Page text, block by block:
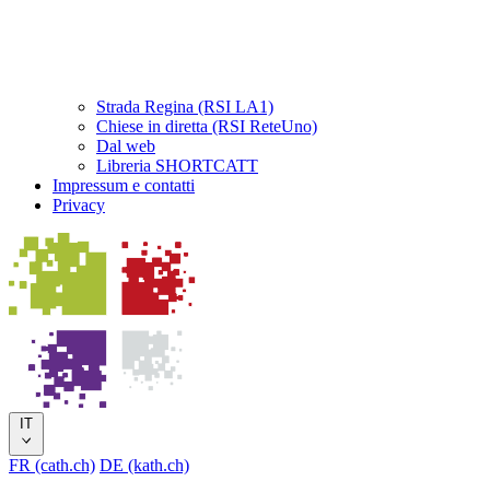
Strada Regina (RSI LA1)
Chiese in diretta (RSI ReteUno)
Dal web
Libreria SHORTCATT
Impressum e contatti
Privacy
IT
FR (cath.ch) DE (kath.ch)